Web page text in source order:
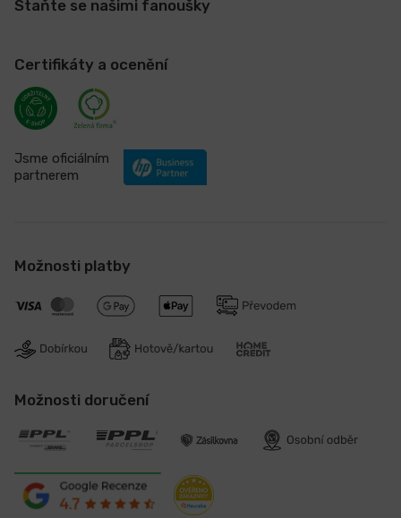
Staňte se našimi fanoušky
Certifikáty a ocenění
Jsme oficiálním
partnerem
Možnosti platby
Možnosti doručení